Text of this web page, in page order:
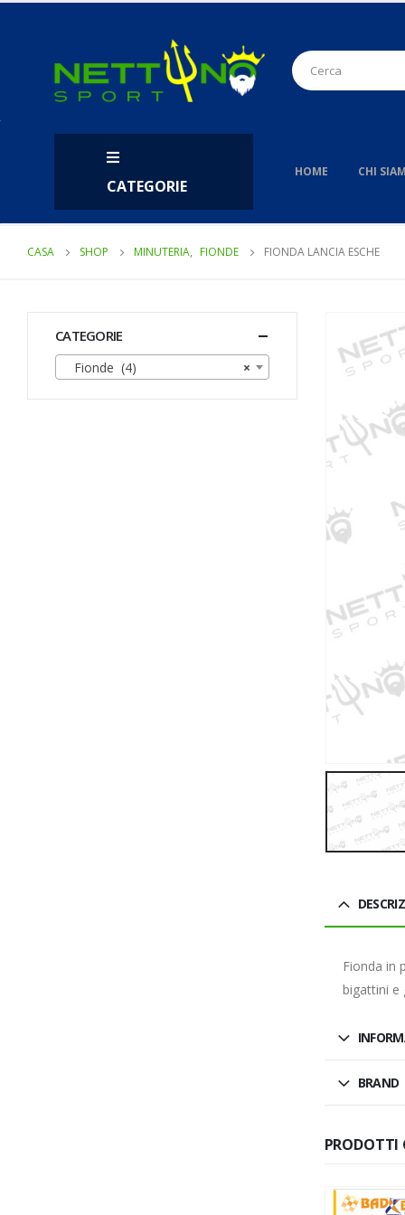
CATEGORIE
HOME CHI
CASA SHOP MINUTERIA, FIONDE FIONDA LANCIA ESCHE
Fionda in
bigattini e
BRAND
PRODOTTI
CATEGORIE
×
Fionde (4)